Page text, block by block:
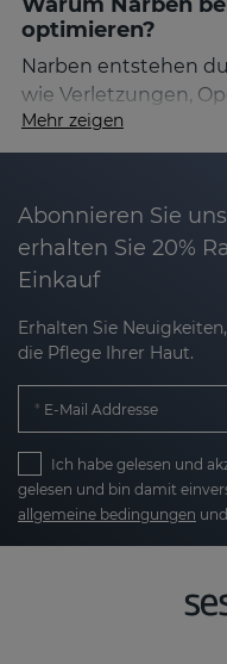
Warum Narben
optimieren?
Narben entstehen
wie Verletzungen,
Verbrennungen.
verbessern, haben
Hautpflegeprodukte
Hauttextur zu
Unsere Produkte
Die
unterstützen
rauen Narben.
Den Hautton
Mehr zeigen
Abonnieren Sie
erhalten Sie 20%
Einkauf
Erhalten Sie
die Pflege Ihrer Haut.
E-Mail Addresse
Ich habe gelesen und
gelesen und bin damit
allgemeine bedingungen